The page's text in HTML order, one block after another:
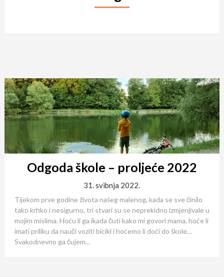
Odgoda škole – proljeće 2022
31. svibnja 2022.
Tijekom prve godine života našeg malenog, kada se sve činilo
tako krhko i nesigurno, tri stvari su se neprekidno izmjenjivale u
mojim mislima. Hoću li ga ikada čuti kako mi govori mama, hoće li
imati priliku da nauči voziti bicikl i hoćemo li doći do škole…
Svakodnevno ga čujem...